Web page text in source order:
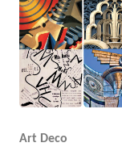
Art Deco